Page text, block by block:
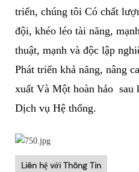
triển, chúng tôi Có chất
đội, khéo léo tài năng,
thuật, mạnh và độc lập
Phát triển khả năng, nâng
xuất Và Một hoàn hảo sau
Dịch vụ Hệ thống.
Liên hệ với Thông Tin